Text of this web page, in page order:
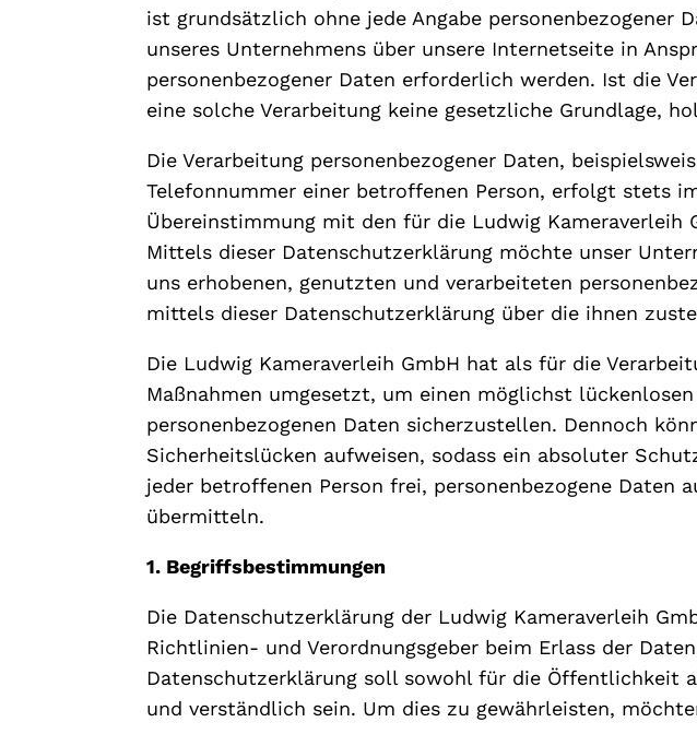
ist grundsätzlich ohne jede Angabe personenbezogener
unseres Unternehmens über unsere Internetseite in
personenbezogener Daten erforderlich werden. Ist die
eine solche Verarbeitung keine gesetzliche Grundlage,
Die Verarbeitung personenbezogener Daten,
Telefonnummer einer betroffenen Person, erfolgt stets
Übereinstimmung mit den für die Ludwig Kameraverleih
Mittels dieser Datenschutzerklärung möchte unser
uns erhobenen, genutzten und verarbeiteten
mittels dieser Datenschutzerklärung über die ihnen
Die Ludwig Kameraverleih GmbH hat als für die
Maßnahmen umgesetzt, um einen möglichst
personenbezogenen Daten sicherzustellen. Dennoch
Sicherheitslücken aufweisen, sodass ein absoluter
jeder betroffenen Person frei, personenbezogene Daten
übermitteln.
1. Begriffsbestimmungen
Die Datenschutzerklärung der Ludwig Kameraverleih
Richtlinien- und Verordnungsgeber beim Erlass der
Datenschutzerklärung soll sowohl für die Öffentlichkeit
und verständlich sein. Um dies zu gewährleisten,